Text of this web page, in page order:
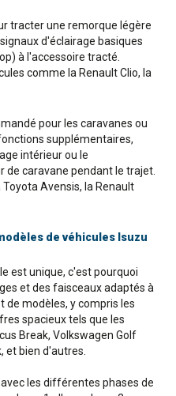
tracter une remorque légère
d'éclairage basiques
à l'accessoire tracté.
comme la Renault Clio, la
pour les caravanes ou
supplémentaires,
intérieur ou le
caravane pendant le trajet.
Avensis, la Renault
de véhicules Isuzu
est unique, c'est pourquoi
et des faisceaux adaptés à
de modèles, y compris les
spacieux tels que les
Break, Volkswagen Golf
et bien d'autres.
les différentes phases de